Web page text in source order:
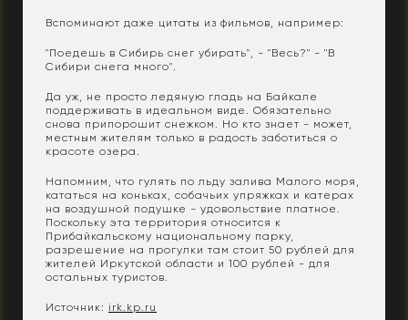
Вспоминают даже цитаты из фильмов, например:
"Поедешь в Сибирь снег убирать", - "Весь?" - "В
Сибири снега много".
Да уж, не просто ледяную гладь на Байкале
поддерживать в идеальном виде. Обязательно
снова припорошит снежком. Но кто знает - может,
местным жителям только в радость заботиться о
красоте озера.
Напомним, что гулять по льду залива Малого моря,
кататься на коньках, собачьих упряжках и катерах
на воздушной подушке - удовольствие платное.
Поскольку эта территория относится к
Прибайкальскому национальному парку,
разрешение на прогулки там стоит 50 рублей для
жителей Иркутской области и 100 рублей - для
остальных туристов.
Источник: irk.kp.ru